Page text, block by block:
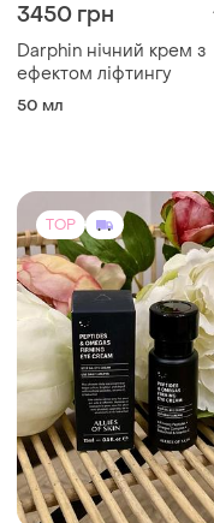
3450 грн
Darphin нічний крем з
ефектом ліфтингу
50 мл
TOP